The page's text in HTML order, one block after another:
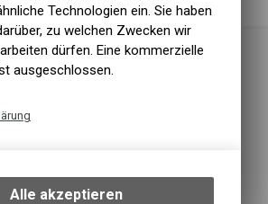
World
Technologien ein. Sie haben
zu welchen Zwecken wir
dürfen. Eine kommerzielle
ausgeschlossen.
bestimmte Interaktionen und
Alle akzeptieren